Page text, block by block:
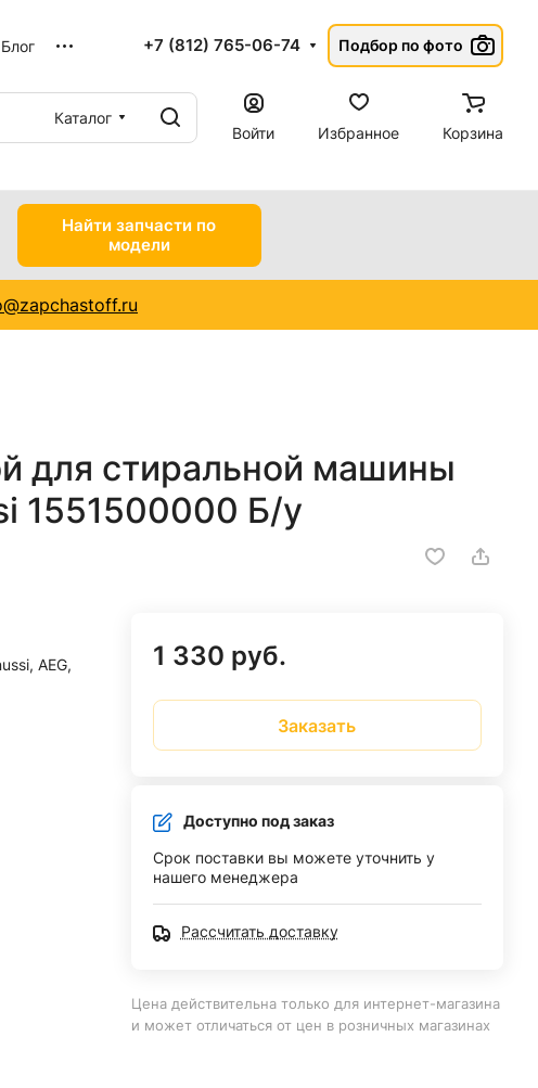
Блог +7 (812) 765-06-74 Подбор по фото
Каталог
Войти
Избранное Корзина
Найти запчасти по
модели
для стиральной машины
1551500000 Б/у
AEG,
1 330 руб.
Заказать
Доступно под заказ
Срок поставки вы можете уточнить у
нашего менеджера
Рассчитать доставку
Цена действительна только для интернет-магазина
и может отличаться от цен в розничных магазинах